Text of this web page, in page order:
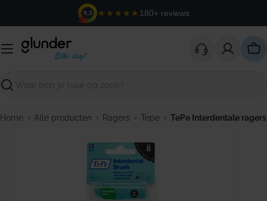
inhoud
9,3 ★★★★★ 180+ reviews
Zoeken
Home › Alle producten › Ragers › Tepe › TePe Interdentale